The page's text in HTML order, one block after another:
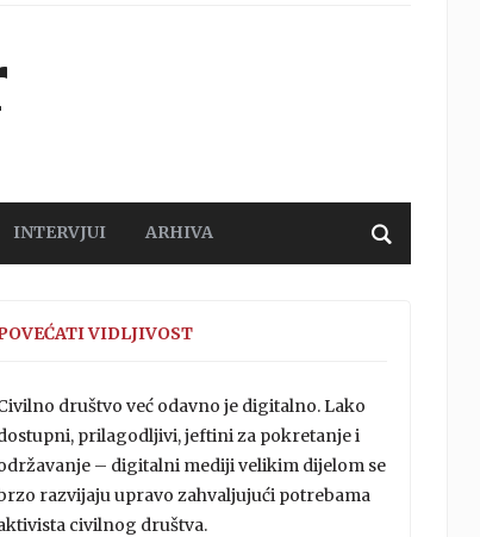
INTERVJUI ARHIVA
VIDLJIVOST
društvo već odavno je digitalno. Lako
prilagodljivi, jeftini za pokretanje i
– digitalni mediji velikim dijelom se
razvijaju upravo zahvaljujući potrebama
civilnog društva.